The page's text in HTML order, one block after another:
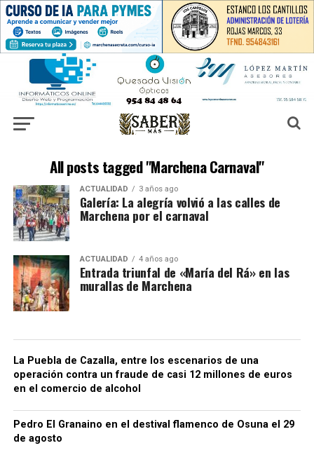
All posts tagged "Marchena Carnaval"
ACTUALIDAD 3 años ago
Galería: La alegría volvió a las calles de
Marchena por el carnaval
ACTUALIDAD 4 años ago
Entrada triunfal de «María del Rá» en las
murallas de Marchena
La Puebla de Cazalla, entre los escenarios de una
operación contra un fraude de casi 12 millones de euros
en el comercio de alcohol
Pedro El Granaino en el destival flamenco de Osuna el 29
de agosto